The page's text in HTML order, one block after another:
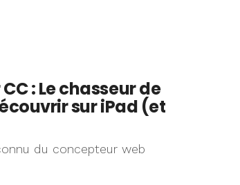
: Le chasseur de
sur iPad (et
du concepteur web